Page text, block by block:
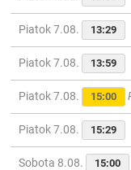
Piatok 7.08. 13:29
Piatok 7.08. 13:59
Piatok 7.08. 15:00
Piatok 7.08. 15:29
Sobota 8.08. 15:00